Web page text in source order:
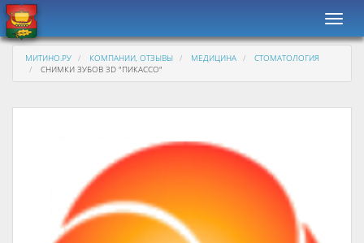
МИТИНО.РУ КОМПАНИИ, ОТЗЫВЫ МЕДИЦИНА
СТОМАТОЛОГИЯ
СНИМКИ ЗУБОВ 3D "ПИКАССО"